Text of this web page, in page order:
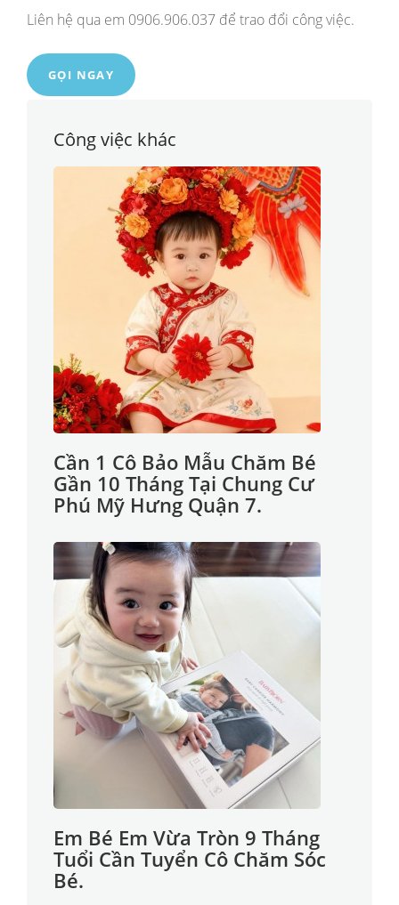
Liên hệ qua em 0906.906.037 để trao đổi công việc.
GỌI NGAY
Công việc khác
Cần 1 Cô Bảo Mẫu Chăm Bé
Gần 10 Tháng Tại Chung Cư
Phú Mỹ Hưng Quận 7.
Em Bé Em Vừa Tròn 9 Tháng
Tuổi Cần Tuyển Cô Chăm Sóc
Bé.